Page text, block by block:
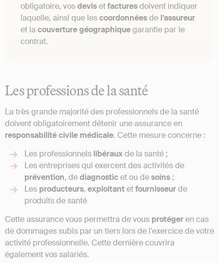
obligatoire, vosdevisetfacturesdoivent indiquer
laquelle, ainsi que lescoordonnéesde l’assureur
et la couverturegéographiquegarantie par le
contrat.
Les professions de la santé
La très grande majorité des professionnels de la santé
doivent obligatoirement détenir une assurance en
responsabilité civile médicale. Cette mesure concerne :
Les professionnels libérauxde la santé ;
Les entreprises qui exercent des activités de
prévention, dediagnosticet ou desoins ;
Les producteurs, exploitantetfournisseurde
produits de santé
Cette assurance vous permettra de vous protégeren cas
de dommages subis par un tiers lors de l’exercice de votre
activité professionnelle. Cette dernière couvrira
également vos salariés.